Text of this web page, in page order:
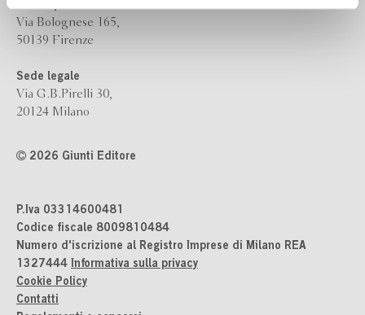
Via Bolognese 165,
50139 Firenze
Sede legale
Via G.B.Pirelli 30,
20124 Milano
2026 Giunti Editore
P.Iva 03314600481
Codice fiscale 8009810484
Numero d'iscrizione al Registro Imprese di Milano REA
1327444 Informativa sulla privacy
Cookie Policy
Contatti